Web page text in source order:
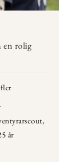
en rolig
,
år